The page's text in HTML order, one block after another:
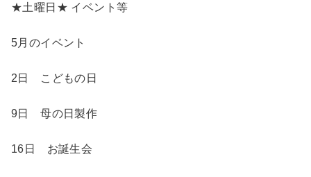
★土曜日★ イベント等
5月のイベント
2日 こどもの日
9日 母の日製作
16日 お誕生会